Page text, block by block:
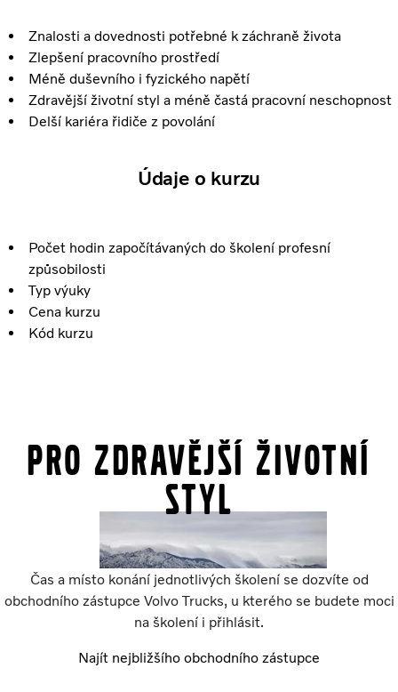
Znalosti a dovednosti potřebné k záchraně života
Zlepšení pracovního prostředí
Méně duševního i fyzického napětí
Zdravější životní styl a méně častá pracovní neschopnost
Delší kariéra řidiče z povolání
Údaje o kurzu
Počet hodin započítávaných do školení profesní
způsobilosti
Typ výuky
Cena kurzu
Kód kurzu
Pro zdravější životní
styl
Čas a místo konání jednotlivých školení se dozvíte od
obchodního zástupce Volvo Trucks, u kterého se budete moci
na školení i přihlásit.
Najít nejbližšího obchodního zástupce